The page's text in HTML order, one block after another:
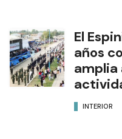
El
años
amplia
INTERIOR